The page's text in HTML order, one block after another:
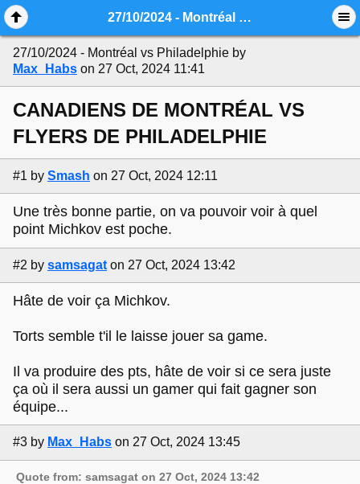
27/10/2024 - Montréal vs Philadelphie
27/10/2024 - Montréal vs Philadelphie by
Max_Habs on 27 Oct, 2024 11:41
CANADIENS DE MONTRÉAL VS
FLYERS DE PHILADELPHIE
#1 by Smash on 27 Oct, 2024 12:11
Une très bonne partie, on va pouvoir voir à quel
point Michkov est poche.
#2 by samsagat on 27 Oct, 2024 13:42
Hâte de voir ça Michkov.
Torts semble t'il le laisse jouer sa game.
Il va produire des pts, hâte de voir si ce sera juste
ça où il sera aussi un gamer qui fait gagner son
équipe...
#3 by Max_Habs on 27 Oct, 2024 13:45
Quote from: samsagat on 27 Oct, 2024 13:42